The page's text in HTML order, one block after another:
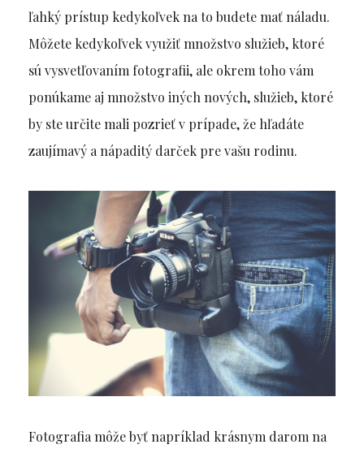
ľahký prístup kedykoľvek na to budete mať náladu.
Môžete kedykoľvek využiť množstvo služieb, ktoré
sú vysvetľovaním fotografii, ale okrem toho vám
ponúkame aj množstvo iných nových, služieb, ktoré
by ste určite mali pozrieť v prípade, že hľadáte
zaujímavý a nápaditý darček pre vašu rodinu.
Fotografia môže byť napríklad krásnym darom na